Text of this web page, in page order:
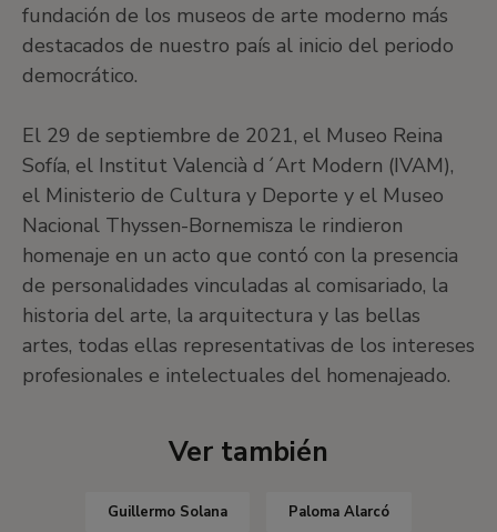
fundación de los museos de arte moderno más
destacados de nuestro país al inicio del periodo
democrático.
El 29 de septiembre de 2021, el Museo Reina
Sofía, el Institut Valencià d´Art Modern (IVAM),
el Ministerio de Cultura y Deporte y el Museo
Nacional Thyssen-Bornemisza le rindieron
homenaje en un acto que contó con la presencia
de personalidades vinculadas al comisariado, la
historia del arte, la arquitectura y las bellas
artes, todas ellas representativas de los intereses
profesionales e intelectuales del homenajeado.
Ver también
Guillermo Solana Paloma Alarcó